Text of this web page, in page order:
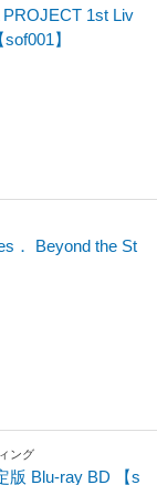
PROJECT 1st Liv
】
． Beyond the St
ング
版 Blu-ray BD 【s